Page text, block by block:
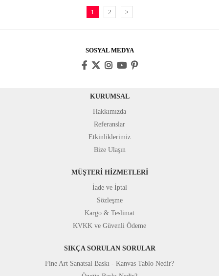
1 2 >
SOSYAL MEDYA
KURUMSAL
Hakkımızda
Referanslar
Etkinliklerimiz
Bize Ulaşın
MÜŞTERİ HİZMETLERİ
İade ve İptal
Sözleşme
Kargo & Teslimat
KVKK ve Güvenli Ödeme
SIKÇA SORULAN SORULAR
Fine Art Sanatsal Baskı - Kanvas Tablo Nedir?